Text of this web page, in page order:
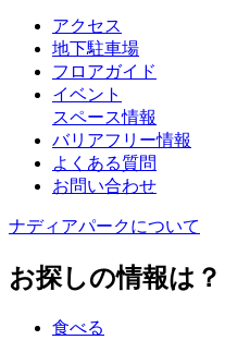
アクセス
地下駐車場
フロアガイド
イベント
スペース情報
バリアフリー情報
よくある質問
お問い合わせ
ナディアパークについて
お探しの情報は？
食べる